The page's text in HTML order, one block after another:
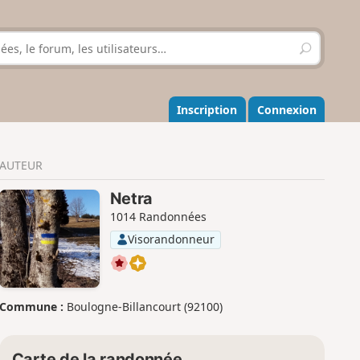
R
e
h
e
r
r
Inscription Connexion
AUTEUR
Netra
1014 Randonnées
Visorandonneur
Commune : Boulogne-Billancourt (92100)